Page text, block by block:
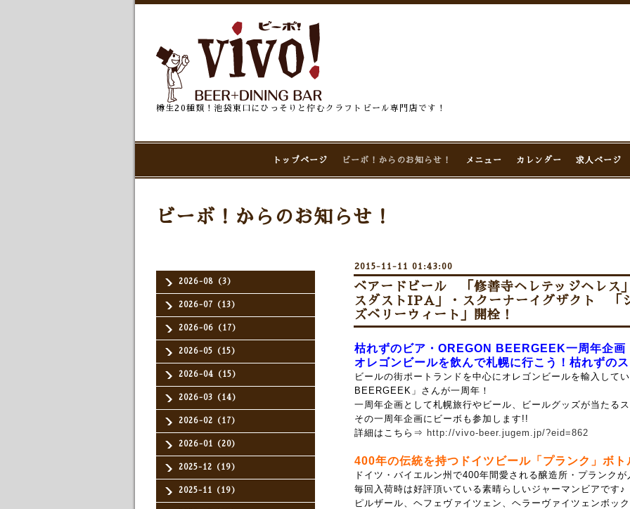
樽生20種類！池袋東口にひっそりと佇むクラフトビール専門店です！
トップページ ビーボ！からのお知らせ！ メニュー カレンダー 求人ページ
2026-08（3）
2026-07（13）
2026-06（17）
2026-05（15）
2026-04（15）
2026-03（14）
2026-02（17）
2026-01（20）
2025-12（19）
2025-11（19）
ビーボ！からのお知らせ！
2015-11-11 01:43:00
ベアードビール 「修善寺ヘレテッジヘレス
スダストIPA」・スクーナーイグザクト 「
ズベリーウィート」開栓！
枯れずのビア・OREGON BEERGEEK一周年企画
オレゴンビールを飲んで札幌に行こう！枯れずの
ビールの街ポートランドを中心にオレゴンビールを輸入して
BEERGEEK」さんが一周年！
一周年企画として札幌旅行やビール、ビールグッズが当たるス
その一周年企画にビーボも参加します!!
詳細はこちら⇒ http://vivo-beer.jugem.jp/?eid=862
400年の伝統を持つドイツビール「プランク」ボ
ドイツ・バイエルン州で400年間愛される醸造所・プランクが
毎回入荷時は好評頂いている素晴らしいジャーマンビアです♪
ピルザール、ヘフェヴァイツェン、ヘラーヴァイツェンボック